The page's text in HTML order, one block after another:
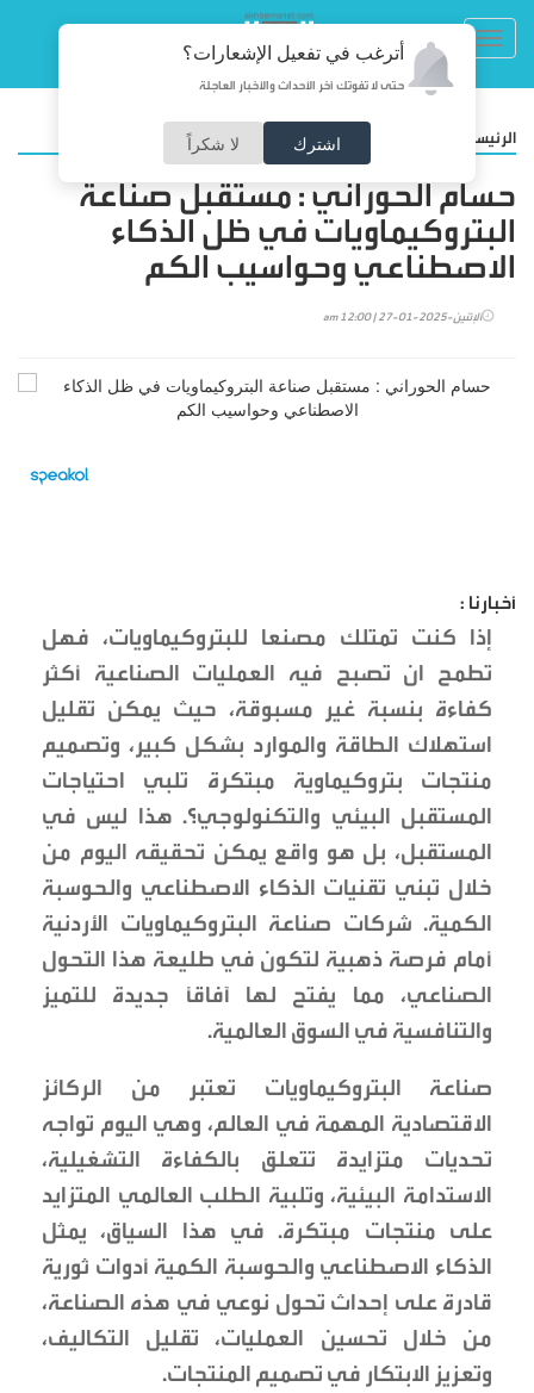
أترغب في تفعيل الإشعارات؟
حتى لا تفوتك آخر الأحداث والأخبار العاجلة
اشترك لا شكراً الرئيسية
حسام الحوراني : مستقبل صناعة
البتروكيماويات في ظل الذكاء
الاصطناعي وحواسيب الكم
الإثنين-2025-01-27 | 12:00 am
أخبارنا :
إذا كنت تمتلك مصنعا للبتروكيماويات، فهل
تطمح ان تصبح فيه العمليات الصناعية أكثر
كفاءة بنسبة غير مسبوقة، حيث يمكن تقليل
استهلاك الطاقة والموارد بشكل كبير، وتصميم
منتجات بتروكيماوية مبتكرة تلبي احتياجات
المستقبل البيئي والتكنولوجي؟. هذا ليس في
المستقبل، بل هو واقع يمكن تحقيقه اليوم من
خلال تبني تقنيات الذكاء الاصطناعي والحوسبة
الكمية. شركات صناعة البتروكيماويات الأردنية
أمام فرصة ذهبية لتكون في طليعة هذا التحول
الصناعي، مما يفتح لها آفاقاً جديدة للتميز
والتنافسية في السوق العالمية.
صناعة البتروكيماويات تعتبر من الركائز
الاقتصادية المهمة في العالم، وهي اليوم تواجه
تحديات متزايدة تتعلق بالكفاءة التشغيلية،
الاستدامة البيئية، وتلبية الطلب العالمي المتزايد
على منتجات مبتكرة. في هذا السياق، يمثل
الذكاء الاصطناعي والحوسبة الكمية أدوات ثورية
قادرة على إحداث تحول نوعي في هذه الصناعة،
من خلال تحسين العمليات، تقليل التكاليف،
وتعزيز الابتكار في تصميم المنتجات.